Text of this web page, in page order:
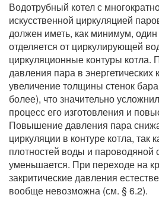
Водотрубный котел с
искусственной циркуляцией
должен иметь, как минимум,
отделяется от циркулирующей
циркуляционные контуры
давления пара в энергетических
увеличение толщины стенок
более), что значительно
процесс его изготовления и
Повышение давления пара
циркуляции в контуре котла, так
плотностей воды и пароводяной
уменьшается. При переходе на
закритические давления
вообще невозможна (см. § 6.2).